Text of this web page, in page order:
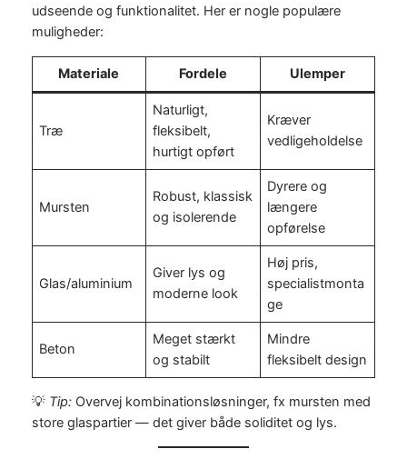
udseende og funktionalitet. Her er nogle populære
muligheder:
Materiale Fordele Ulemper
Træ
Naturligt,
fleksibelt,
hurtigt opført
Kræver
vedligeholdelse
Mursten
Robust, klassisk
og isolerende
Dyrere og
længere
opførelse
Glas/aluminium
Giver lys og
moderne look
Høj pris,
specialistmonta
ge
Beton
Meget stærkt
og stabilt
Mindre
fleksibelt design
💡 Tip:Overvej kombinationsløsninger, fx mursten med
store glaspartier — det giver både soliditet og lys.